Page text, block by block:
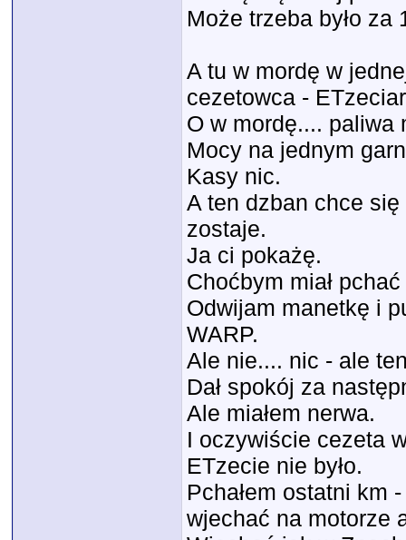
Może trzeba było
A tu w mordę w
cezetowca -
O w mordę.... paliwa
Mocy na jednym
Kasy nic.
A ten dzban chce
zostaje.
Ja ci pokażę.
Choćbym miał
Odwijam manetkę i
WARP.
Ale nie.... nic - ale
Dał spokój za
Ale miałem nerwa.
I oczywiście cezeta
ETzecie nie było.
Pchałem ostatni km
wjechać na motorze